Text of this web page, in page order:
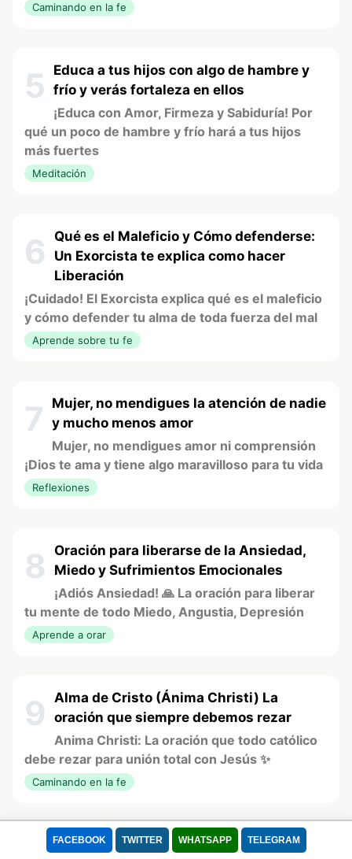
Usamos cookies para mejorar tu experiencia.
Este sitio utiliza Cookies para que pueda funcionar correctamente, mejorar
y optimizar el uso, las cuales permiten que el dispositivo muestre
adecuadamente el servicio ofrecido, adaptada a sus necesidades. Puede
retirar su consentimiento u oponerse al procesamiento de datos basado en
intereses legítimos en cualquier momento haciendo clic en "Configuración"
o en nuestra Política de Cookies en este sitio web
Aceptar todo Rechazar
FACEBOOK TWITTER WHATSAPP TELEGRAM
Caminando en la fe
5
Educa a tus hijos con algo de hambre y
frío y verás fortaleza en ellos
¡Educa con Amor, Firmeza y Sabiduría! Por
qué un poco de hambre y frío hará a tus hijos
más fuertes
Meditación
6
Qué es el Maleficio y Cómo defenderse:
Un Exorcista te explica como hacer
Liberación
¡Cuidado! El Exorcista explica qué es el maleficio
y cómo defender tu alma de toda fuerza del mal
Aprende sobre tu fe
7
Mujer, no mendigues la atención de nadie
y mucho menos amor
Mujer, no mendigues amor ni comprensión
¡Dios te ama y tiene algo maravilloso para tu vida
Reflexiones
8
Oración para liberarse de la Ansiedad,
Miedo y Sufrimientos Emocionales
¡Adiós Ansiedad! 🙏 La oración para liberar
tu mente de todo Miedo, Angustia, Depresión
Aprende a orar
9
Alma de Cristo (Ánima Christi) La
oración que siempre debemos rezar
Anima Christi: La oración que todo católico
debe rezar para unión total con Jesús ✨
Caminando en la fe
Categoría:Oraciones - Devociones